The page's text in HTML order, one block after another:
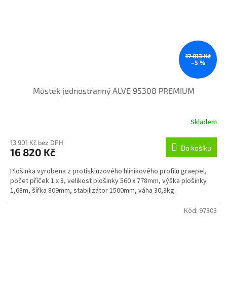
17 813 Kč
–5 %
Můstek jednostranný ALVE 95308 PREMIUM
Skladem
13 901 Kč bez DPH
16 820 Kč Do košíku
Plošinka vyrobena z protiskluzového hliníkového profilu graepel,
počet příček 1 x 8, velikost plošinky 560 x 778mm, výška plošinky
1,68m, šířka 809mm, stabilizátor 1500mm, váha 30,3kg.
Kód: 97303